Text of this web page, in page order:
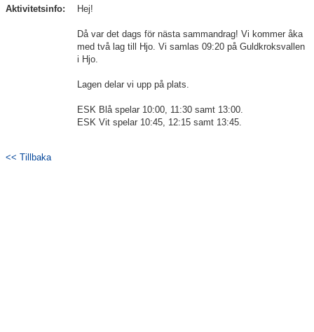
Aktivitetsinfo:
Hej!
Då var det dags för nästa sammandrag! Vi kommer åka
med två lag till Hjo. Vi samlas 09:20 på Guldkroksvallen
i Hjo.
Lagen delar vi upp på plats.
ESK Blå spelar 10:00, 11:30 samt 13:00.
ESK Vit spelar 10:45, 12:15 samt 13:45.
<< Tillbaka